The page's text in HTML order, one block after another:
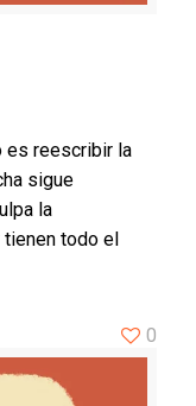
es reescribir la
sigue
la
tienen todo el
0